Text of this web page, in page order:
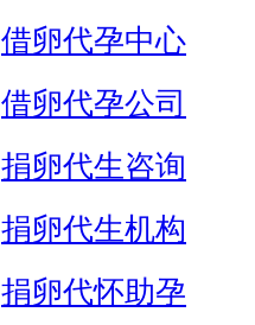
借卵代孕中心
借卵代孕公司
捐卵代生咨询
捐卵代生机构
捐卵代怀助孕